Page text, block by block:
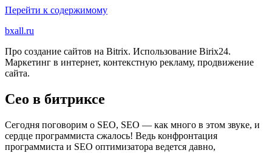
Перейти к содержимому
bxall.ru
Про создание сайтов на Bitrix. Использование Birix24.
Маркетинг в интернет, контекстную рекламу, продвижение
сайта.
Сео в битриксе
Сегодня поговорим о SEO, SEO — как много в этом звуке, и
сердце программиста сжалось! Ведь конфронтация
программиста и SEO оптимизатора ведется давно,